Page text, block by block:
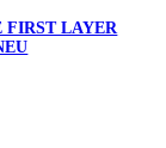
FIRST LAYER